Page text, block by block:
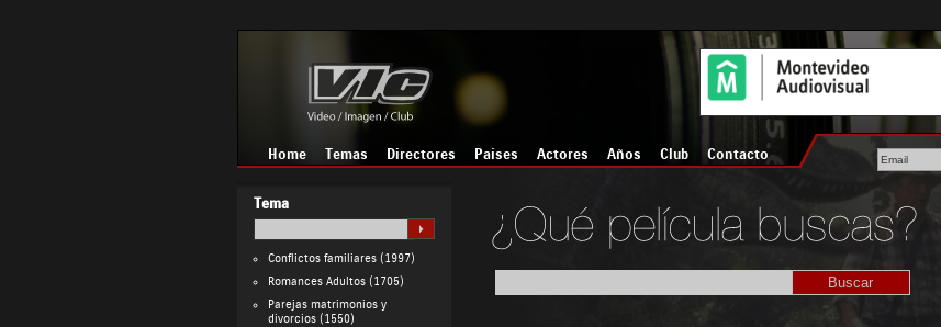
Home Temas Directores Países Actores Años Club Contacto
Tema
Conflictos familiares(1997)
Romances Adultos(1705)
Parejas matrimonios y
divorcios(1550)